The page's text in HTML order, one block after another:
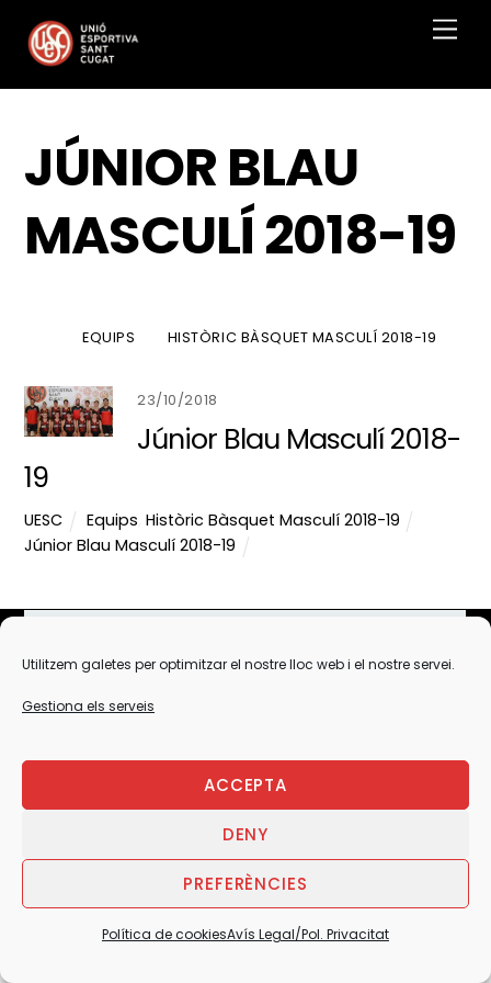
Utilitzem galetes per optimitzar el nostre lloc web i el nostre servei.
Gestiona els serveis
ACCEPTA
DENY
PREFERÈNCIES
Política de cookiesAvís Legal/Pol. Privacitat
content
JÚNIOR BLAU
MASCULÍ 2018-19
EQUIPS HISTÒRIC BÀSQUET MASCULÍ 2018-19
23/10/2018
Júnior Blau Masculí 2018-
19
UESC Equips Històric Bàsquet Masculí 2018-19
Júnior Blau Masculí 2018-19
AVÍS LEGAL/POL. PRIVACITAT
POLÍTICA DE COOKIES (EU)
COOKIES
PROTOCOLS DE TRANSPARÈNCIA